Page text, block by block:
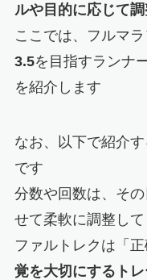
ルや目的に応じて
ここでは、フルマ
3.5を目指すランナ
を紹介します
なお、以下で紹介
です
分数や回数は、そ
せて柔軟に調整し
ファルトレクは「
覚を大切にするト